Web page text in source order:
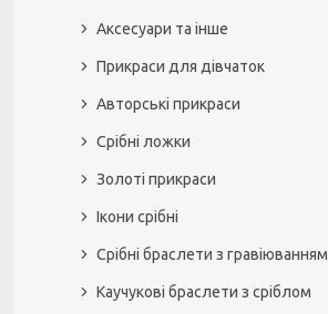
Аксесуари та інше
Прикраси для дівчаток
Авторські прикраси
Срібні ложки
Золоті прикраси
Ікони срібні
Срібні браслети з гравіюванням
Каучукові браслети з сріблом